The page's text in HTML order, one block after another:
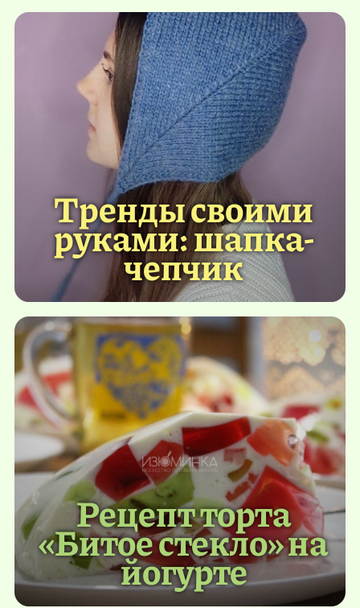
Тренды своими
руками: шапка-
чепчик
Рецепт торта
«Битое стекло» на
йогурте